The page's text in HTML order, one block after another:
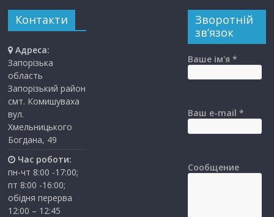
Контакти
Адреса:
Запорізька
область
Запорізький район
смт. Комишуваха
вул.
Хмельницького
Богдана, 49
Час роботи:
пн-чт 8:00 -17:00;
пт 8:00 -16:00;
обідня перерва
12:00 – 12:45
Зворотній
зв’язок
Ваше ім'я *
Ваш e-mail *
Сообщение